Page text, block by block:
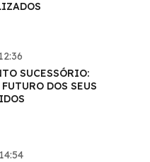
SUCESSÓRIO:
DOS SEUS